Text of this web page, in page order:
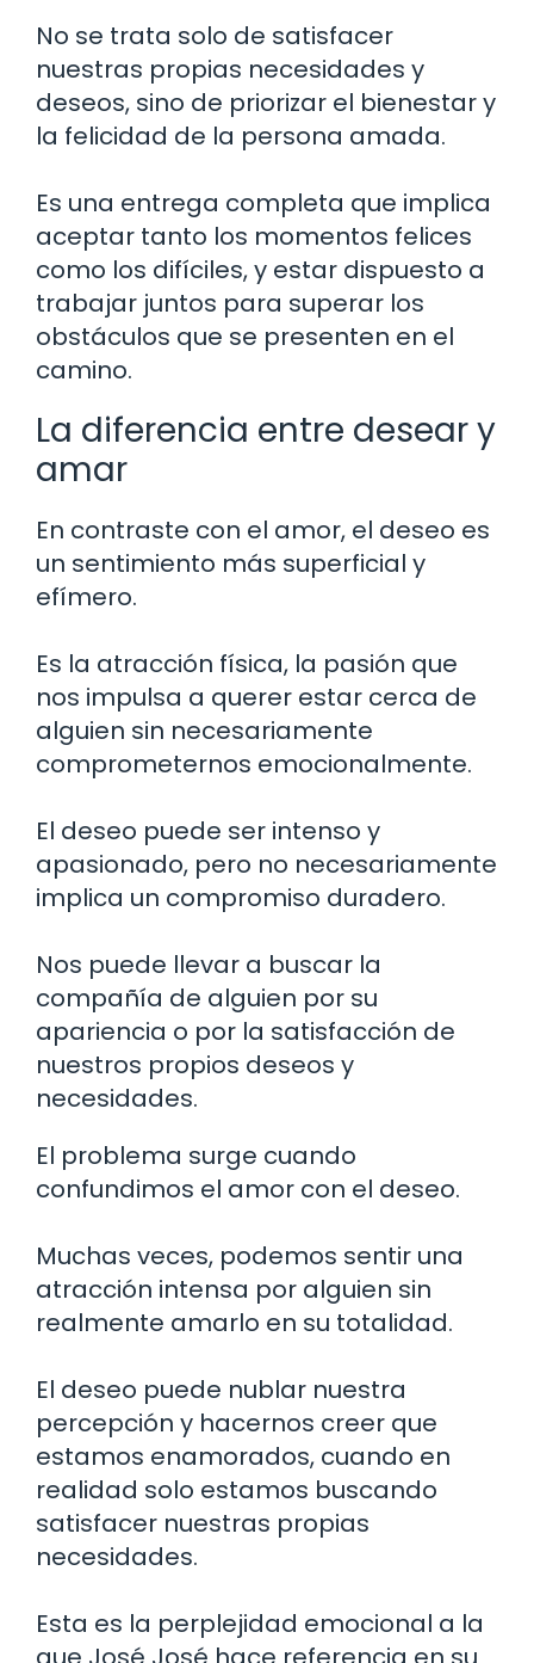
No se trata solo de satisfacer
nuestras propias necesidades y
deseos, sino de priorizar el bienestar y
la felicidad de la persona amada.
Es una entrega completa que implica
aceptar tanto los momentos felices
como los difíciles, y estar dispuesto a
trabajar juntos para superar los
obstáculos que se presenten en el
camino.
La diferencia entre desear y
amar
En contraste con el amor, el deseo es
un sentimiento más superficial y
efímero.
Es la atracción física, la pasión que
nos impulsa a querer estar cerca de
alguien sin necesariamente
comprometernos emocionalmente.
El deseo puede ser intenso y
apasionado, pero no necesariamente
implica un compromiso duradero.
Nos puede llevar a buscar la
compañía de alguien por su
apariencia o por la satisfacción de
nuestros propios deseos y
necesidades.
El problema surge cuando
confundimos el amor con el deseo.
Muchas veces, podemos sentir una
atracción intensa por alguien sin
realmente amarlo en su totalidad.
El deseo puede nublar nuestra
percepción y hacernos creer que
estamos enamorados, cuando en
realidad solo estamos buscando
satisfacer nuestras propias
necesidades.
Esta es la perplejidad emocional a la